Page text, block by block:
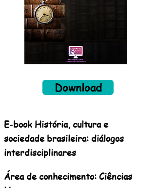
Download
E-book História, cultura e
sociedade brasileira: diálogos
interdisciplinares
Área de conhecimento: Ciências